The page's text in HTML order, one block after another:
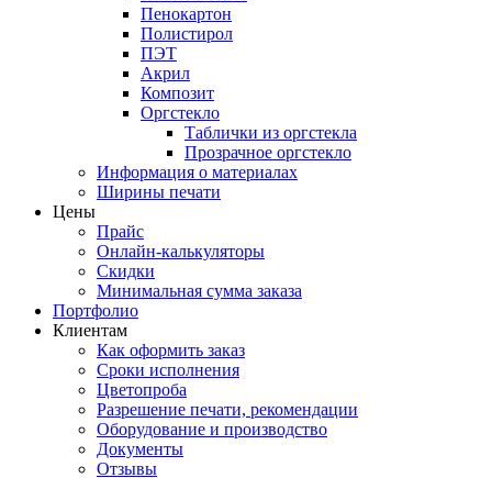
Пенокартон
Полистирол
ПЭТ
Акрил
Композит
Оргстекло
Таблички из оргстекла
Прозрачное оргстекло
Информация о материалах
Ширины печати
Цены
Прайс
Онлайн-калькуляторы
Скидки
Минимальная сумма заказа
Портфолио
Клиентам
Как оформить заказ
Сроки исполнения
Цветопроба
Разрешение печати, рекомендации
Оборудование и производство
Документы
Отзывы